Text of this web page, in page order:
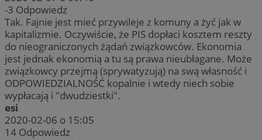
-3 Odpowiedz
Tak. Fajnie jest mieć przywileje z komuny a żyć jak w
kapitalizmie. Oczywiście, że PIS dopłaci kosztem reszty
do nieograniczonych żądań związkowców. Ekonomia
jest jednak ekonomią a tu są prawa nieubłagane. Może
związkowcy przejmą (sprywatyzują) na swą własność i
ODPOWIEDZIALNOŚĆ kopalnie i wtedy niech sobie
wypłacają i "dwudziestki".
esi
2020-02-06 o 15:05
14 Odpowiedz